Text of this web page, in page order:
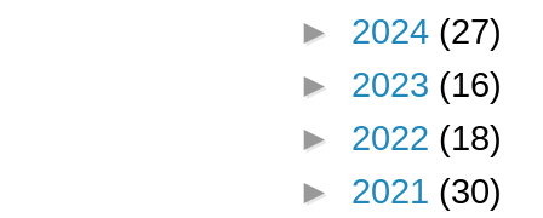
► 2024 (27)
► 2023 (16)
► 2022 (18)
► 2021 (30)